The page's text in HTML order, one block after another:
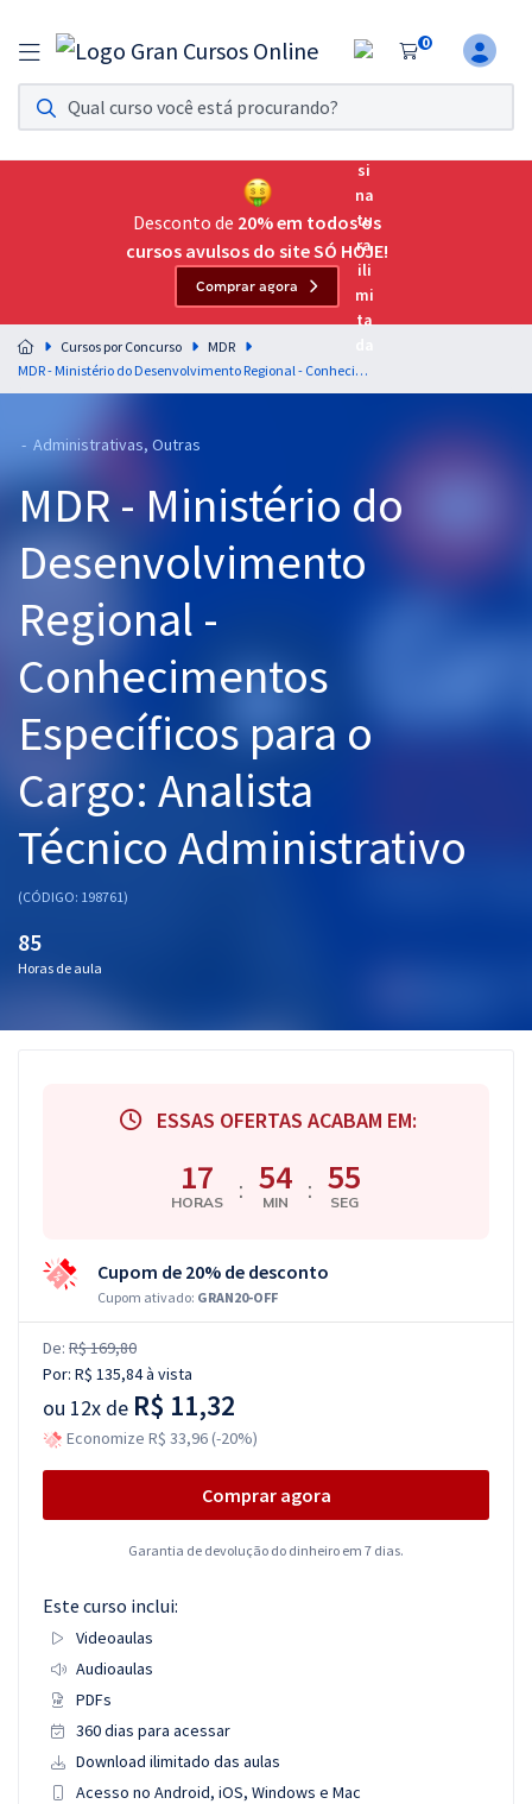
0
Assinatura Ilimitada 11
Acesso a todos os cursos. Teste grátis por 7 dias!
Assinatura OAB Até Passar
Acesso ilimitado a toda preparação para o Exame da
Residências Multiprofissionais
Preparação completa e intensiva para as principais
residências em saúde do Brasil
Cursos 20% OFF
Pós
Graduação
OAB
Questões grátis
Conteúdo gratuito
Desconto de 20% em todos os
cursos avulsos do site SÓ HOJE!
Comprar agora
Cursos por Concurso
MDR
MDR - Ministério do Desenvolvimento Regional - Conhecimentos Específicos para o Cargo: Analista Técnico Administrativo
- Administrativas, Outras
MDR - Ministério do
Desenvolvimento
Regional -
Conhecimentos
Específicos para o
Cargo: Analista
Técnico Administrativo
(CÓDIGO: 198761)
85
Horas de aula
ESSAS OFERTAS ACABAM EM:
17
HORAS : 54
MIN : 54
SEG
Cupom de 20% de desconto
Cupom ativado: GRAN20-OFF
De: R$ 169,80
Por: R$ 135,84à vista
ou 12x de R$ 11,32
Economize R$ 33,96 (-20%)
Comprar agora
Garantia de devolução do dinheiro em 7 dias.
Este curso inclui:
Videoaulas
Audioaulas
PDFs
360 dias para acessar
Download ilimitado das aulas
Acesso no Android, iOS, Windows e Mac